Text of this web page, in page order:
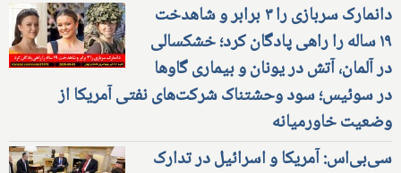
دانمارک سربازی را ۳ برابر و شاهدخت
۱۹ ساله را راهی پادگان کرد؛ خشکسالی
در آلمان، آتش در یونان و بیماری گاوها
در سوئیس؛ سود وحشتناک شرکت‌های نفتی آمریکا از
وضعیت خاورمیانه
سی‌بی‌اس: آمریکا و اسرائیل در تدارک